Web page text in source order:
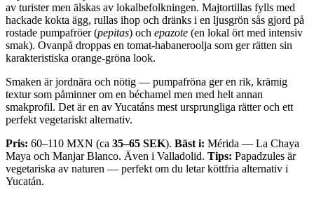
av turister men älskas av lokalbefolkningen. Majtortillas fylls med
hackade kokta ägg, rullas ihop och dränks i en ljusgrön sås gjord på
rostade pumpafröer (pepitas) och epazote (en lokal ört med intensiv
smak). Ovanpå droppas en tomat-habaneroolja som ger rätten sin
karakteristiska orange-gröna look.
Smaken är jordnära och nötig — pumpafröna ger en rik, krämig
textur som påminner om en béchamel men med helt annan
smakprofil. Det är en av Yucatáns mest ursprungliga rätter och ett
perfekt vegetariskt alternativ.
Pris: 60–110 MXN (ca 35–65 SEK). Bäst i: Mérida — La Chaya
Maya och Manjar Blanco. Även i Valladolid. Tips: Papadzules är
vegetariska av naturen — perfekt om du letar köttfria alternativ i
Yucatán.